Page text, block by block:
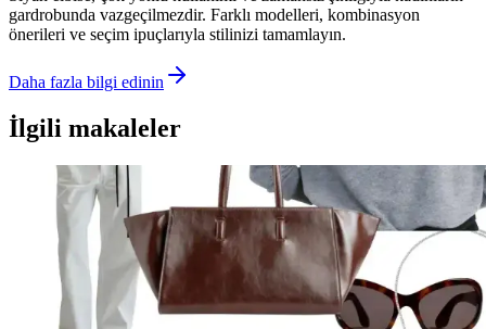
gardrobunda vazgeçilmezdir. Farklı modelleri, kombinasyon
önerileri ve seçim ipuçlarıyla stilinizi tamamlayın.
Daha fazla bilgi edinin
İlgili makaleler